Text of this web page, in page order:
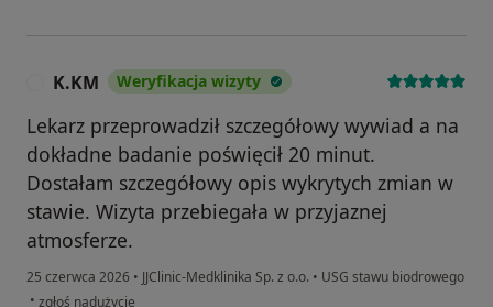
K.KM Weryfikacja wizyty
Lekarz przeprowadził szczegółowy wywiad a na
dokładne badanie poświęcił 20 minut.
Dostałam szczegółowy opis wykrytych zmian w
stawie. Wizyta przebiegała w przyjaznej
atmosferze.
25 czerwca 2026 • JJClinic-Medklinika Sp. z o.o. • USG stawu biodrowego
• w opinii użytkownika K.KM
zgłoś nadużycie